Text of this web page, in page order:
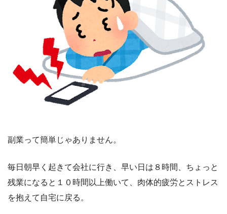
副業って簡単じゃありません。
毎日朝早く起きて会社に行き、早い日は８時間、ちょっと
残業になると１０時間以上働いて、肉体的疲労とストレス
を抱えて自宅に戻る。